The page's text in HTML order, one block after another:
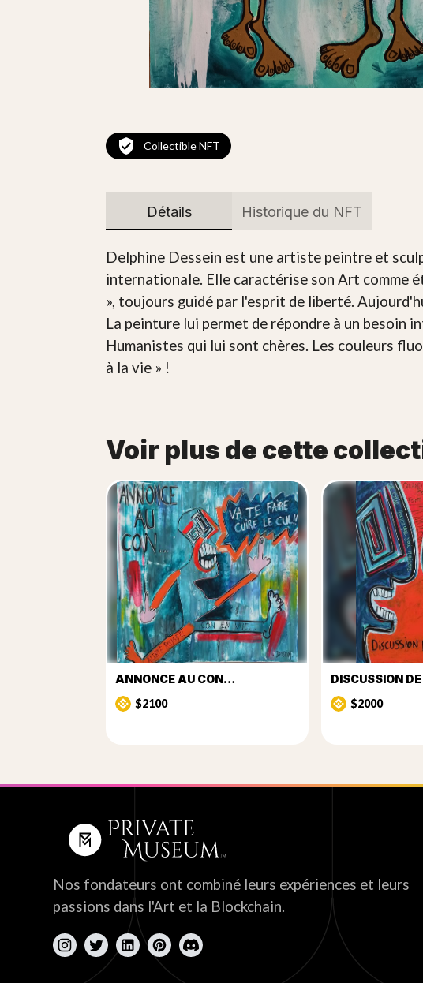
Collectible NFT
Détails Historique du NFT
Delphine Dessein est une artiste peintre et
internationale. Elle caractérise son Art comme
», toujours guidé par l'esprit de liberté.
La peinture lui permet de répondre à un besoin
Humanistes qui lui sont chères. Les couleurs
à la vie » !
Voir plus de cette
ANNONCE AU CON…
$2100
DISCUSSION
$2000
Nos fondateurs ont combiné leurs expériences et leurs
passions dans l'Art et la Blockchain.